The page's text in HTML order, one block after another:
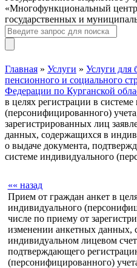
«Многофункциональный
государственных и
Главная » Услуги » Услуги для
пенсионного и социального
Федерации по Курганской
в целях регистрации в
(персонифицированного)
зарегистрированных лиц
данных, содержащихся в
о выдаче документа,
системе индивидуального
«« назад
Прием от граждан анкет в
индивидуального
числе по приему от
изменении анкетных данных,
индивидуальном лицевом
подтверждающего
(персонифицированного)